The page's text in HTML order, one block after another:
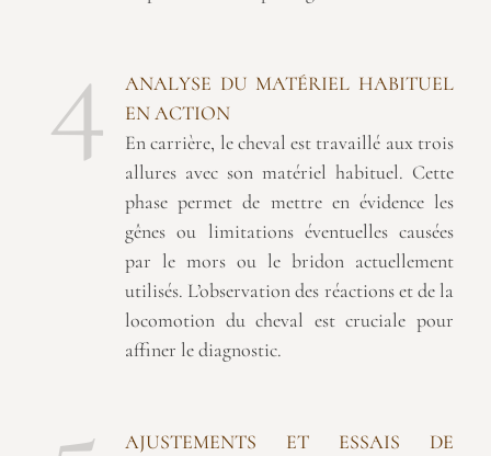
4
ANALYSE DU MATÉRIEL HABITUEL
EN ACTION
En carrière, le cheval est travaillé aux trois
allures avec son matériel habituel. Cette
phase permet de mettre en évidence les
gênes ou limitations éventuelles causées
par le mors ou le bridon actuellement
utilisés. L’observation des réactions et de la
locomotion du cheval est cruciale pour
affiner le diagnostic.
AJUSTEMENTS ET ESSAIS DE